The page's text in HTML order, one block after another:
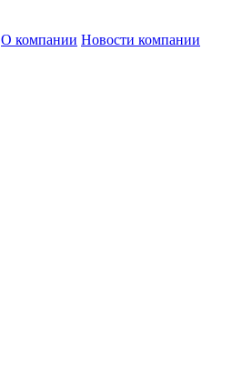
О компании Новости компании